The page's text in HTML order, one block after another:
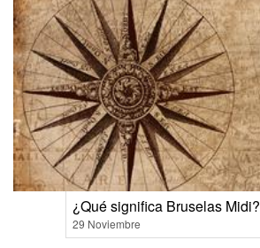
¿Qué significa Bruselas Midi?
29 Noviembre